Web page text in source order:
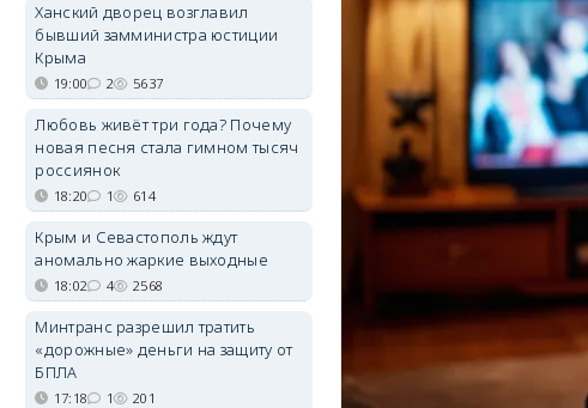
Ханский дворец возглавил
бывший замминистра юстиции
Крыма
19:00 2 5637
Любовь живёт три года? Почему
новая песня стала гимном тысяч
россиянок
18:20 1 614
Крым и Севастополь ждут
аномально жаркие выходные
18:02 4 2568
Минтранс разрешил тратить
«дорожные» деньги на защиту от
БПЛА
17:18 1 201